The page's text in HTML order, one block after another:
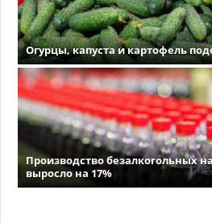
Огурцы, капуста и картофель
Производство безалкогольных
выросло на 17%